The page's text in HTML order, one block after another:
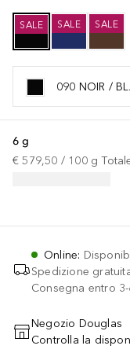
SALE SALE SALE
090 NOIR /
6 g
€ 579,50 / 100 g
Online:
Spedizione
Consegna entro
Negozio Douglas
Controlla la